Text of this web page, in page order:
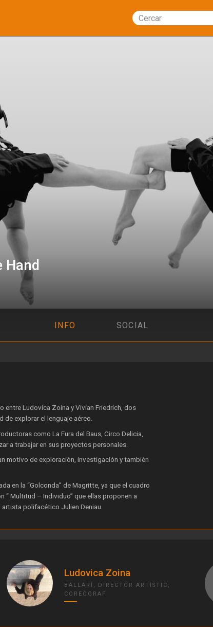
Cercar
Hand
INFO SOCIAL
entre Ludovica Zoina y Vivian Friedrich, dos
explorar el lenguaje aéreo.
como La Fura del Baus, Circo Delicia,
a trabajar en sus proyectos personales.
motivo de exploración, investigación y también
en la “Golconda” de Magritte, ya que el cuadro
“ Multitud – Individuo” que ellas proponen a
polifacético Julien Deniau.
Ludovica Zoina
BALLARÍ, DIRECTOR ARTÍSTIC,
COREÒGRAF